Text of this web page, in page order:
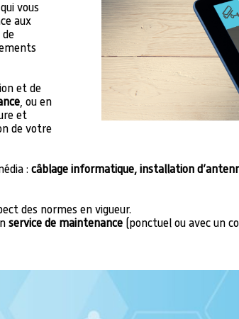
vous
aux
et de
, ou en
et
de votre
: câblage informatique, installation
des normes en vigueur.
service de maintenance (ponctuel ou avec un